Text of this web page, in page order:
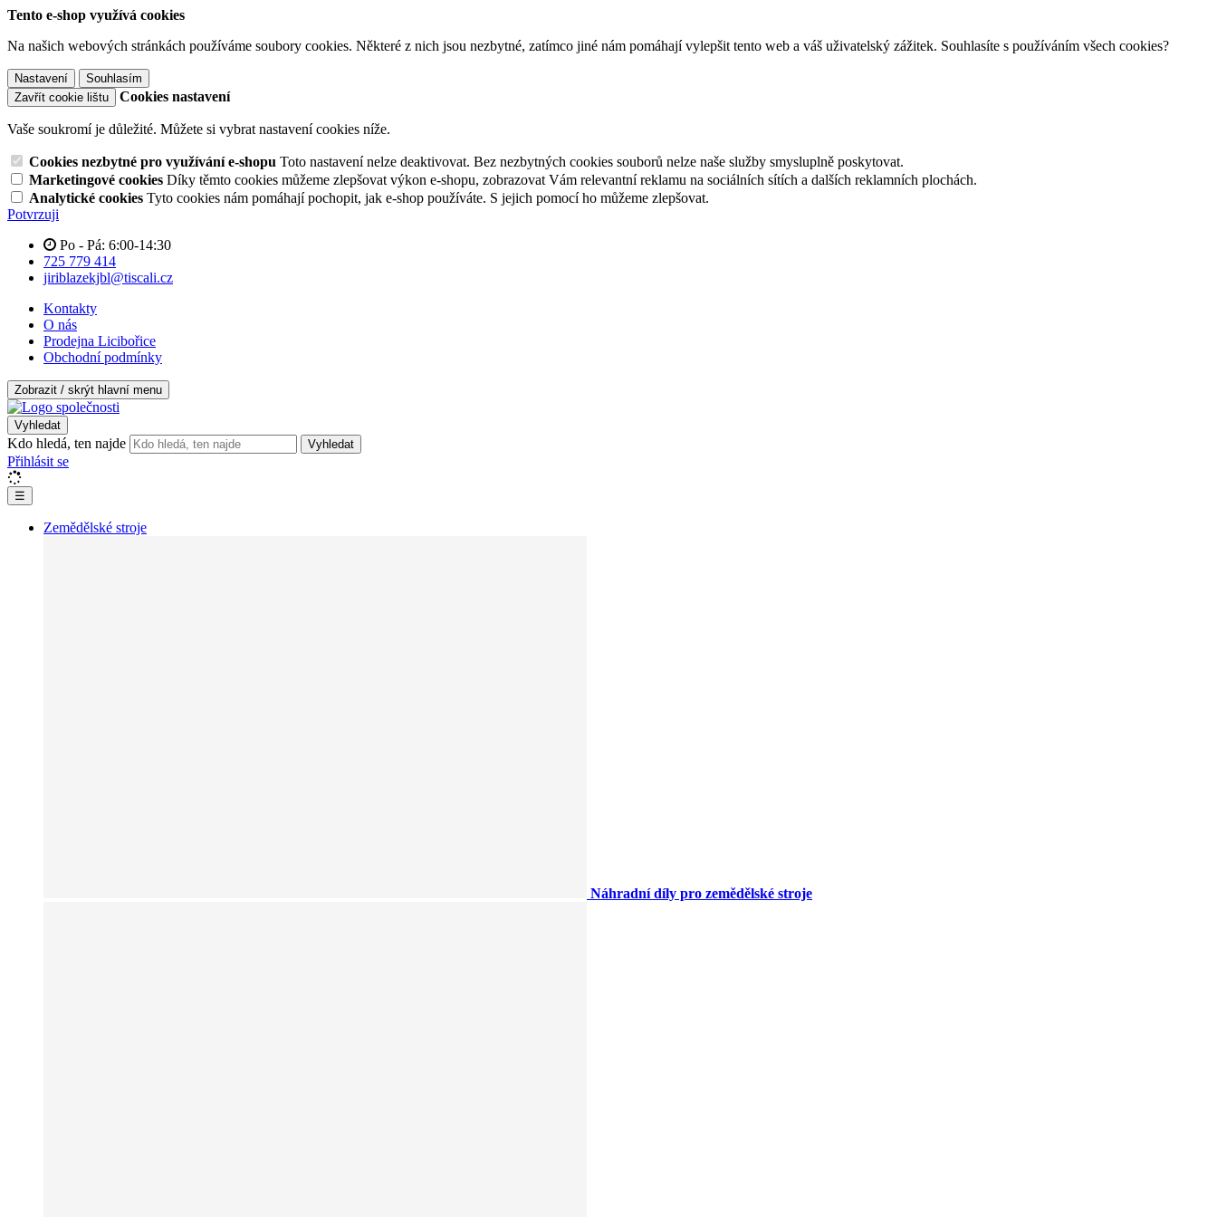
Tento e-shop využívá cookies
Na našich webových stránkách používáme soubory cookies. Některé z nich jsou nezbytné, zatímco jiné nám pomáhají vylepšit tento web a váš uživatelský zážitek. Souhlasíte s používáním všech cookies?
Nastavení
Souhlasím
Zavřít cookie lištu
Cookies nastavení
Vaše soukromí je důležité. Můžete si vybrat nastavení cookies níže.
Cookies nezbytné pro využívání e-shopu Toto nastavení nelze deaktivovat. Bez nezbytných cookies souborů nelze naše služby smysluplně poskytovat.
Marketingové cookies Díky těmto cookies můžeme zlepšovat výkon e-shopu, zobrazovat Vám relevantní reklamu na sociálních sítích a dalších reklamních plochách.
Analytické cookies Tyto cookies nám pomáhají pochopit, jak e-shop používáte. S jejich pomocí ho můžeme zlepšovat.
Potvrzuji
Po - Pá: 6:00-14:30
725 779 414
jiriblazekjbl@tiscali.cz
Kontakty
O nás
Prodejna Licibořice
Obchodní podmínky
Zobrazit / skrýt hlavní menu
Vyhledat
Kdo hledá, ten najde Vyhledat
Přihlásit se
☰
Zemědělské stroje
Náhradní díly pro zemědělské stroje